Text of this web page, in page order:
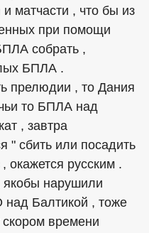
матчасти , что бы из
при помощи
собрать ,
БПЛА .
прелюдии , то Дания
то БПЛА над
, завтра
" сбить или посадить
окажется русским .
якобы нарушили
над Балтикой , тоже
времени